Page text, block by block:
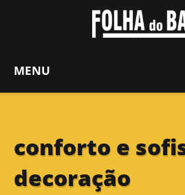
MENU
conforto e
decoração